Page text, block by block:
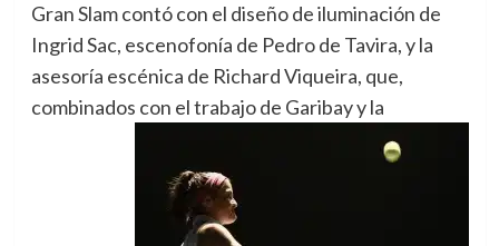
Gran Slam contó con el diseño de iluminación de
Ingrid Sac, escenofonía de Pedro de Tavira, y la
asesoría escénica de Richard Viqueira, que,
combinados con eltrabajo de Garibay y la